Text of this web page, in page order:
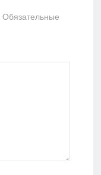
Обязательные